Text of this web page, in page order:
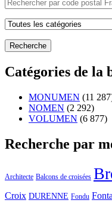
Catégories de la
MONUMEN (11
NOMEN (2 292)
VOLUMEN (6 877)
Recherche par
Architecte Balcons de croisées
Croix DURENNE Fondu